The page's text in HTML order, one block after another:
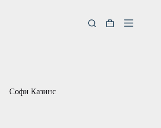
Кошничка
Софи Казинс